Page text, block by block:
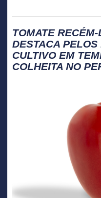
TOMATE
DESTACA PELOS
CULTIVO EM
COLHEITA NO